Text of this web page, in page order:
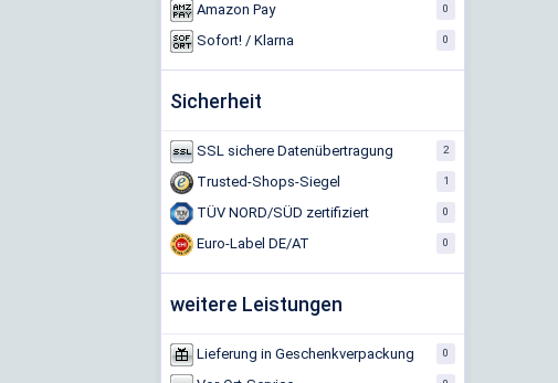
Amazon Pay 0
Sofort! / Klarna 0
Sicherheit
SSL sichere Datenübertragung 2
Trusted-Shops-Siegel 1
TÜV NORD/SÜD zertifiziert 0
Euro-Label DE/AT 0
weitere Leistungen
Lieferung in Geschenkverpackung 0